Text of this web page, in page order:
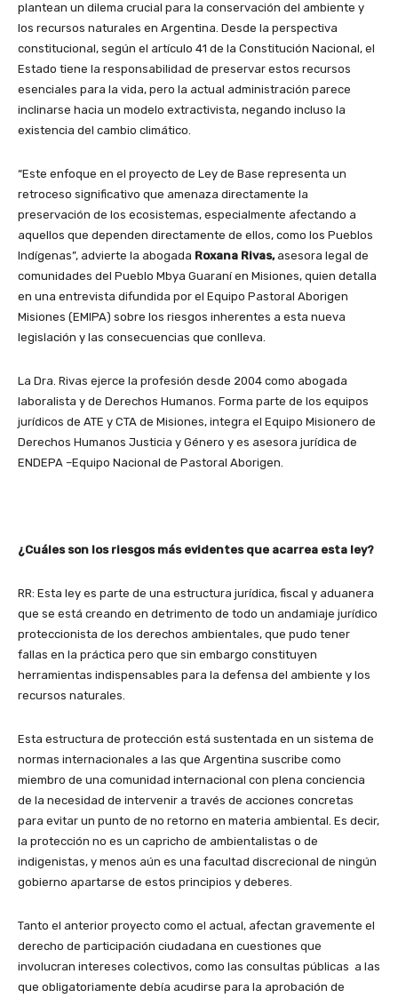
plantean un dilema crucial para la conservación del ambiente y
los recursos naturales en Argentina. Desde la perspectiva
constitucional, según el artículo 41 de la Constitución Nacional, el
Estado tiene la responsabilidad de preservar estos recursos
esenciales para la vida, pero la actual administración parece
inclinarse hacia un modelo extractivista, negando incluso la
existencia del cambio climático.
“Este enfoque en el proyecto de Ley de Base representa un
retroceso significativo que amenaza directamente la
preservación de los ecosistemas, especialmente afectando a
aquellos que dependen directamente de ellos, como los Pueblos
Indígenas”, advierte la abogada Roxana Rivas,asesora legal de
comunidades del Pueblo Mbya Guaraní en Misiones, quien detalla
en una entrevista difundida por el Equipo Pastoral Aborigen
Misiones (EMIPA) sobre los riesgos inherentes a esta nueva
legislación y las consecuencias que conlleva.
La Dra. Rivas ejerce la profesión desde 2004 como abogada
laboralista y de Derechos Humanos. Forma parte de los equipos
jurídicos de ATE y CTA de Misiones, integra el Equipo Misionero de
Derechos Humanos Justicia y Género y es asesora jurídica de
ENDEPA –Equipo Nacional de Pastoral Aborigen.
¿Cuáles son los riesgos más evidentes que acarrea esta ley?
RR: Esta ley es parte de una estructura jurídica, fiscal y aduanera
que se está creando en detrimento de todo un andamiaje jurídico
proteccionista de los derechos ambientales, que pudo tener
fallas en la práctica pero que sin embargo constituyen
herramientas indispensables para la defensa del ambiente y los
recursos naturales.
Esta estructura de protección está sustentada en un sistema de
normas internacionales a las que Argentina suscribe como
miembro de una comunidad internacional con plena conciencia
de la necesidad de intervenir a través de acciones concretas
para evitar un punto de no retorno en materia ambiental. Es decir,
la protección no es un capricho de ambientalistas o de
indigenistas, y menos aún es una facultad discrecional de ningún
gobierno apartarse de estos principios y deberes.
Tanto el anterior proyecto como el actual, afectan gravemente el
derecho de participación ciudadana en cuestiones que
involucran intereses colectivos, como las consultas públicas a las
que obligatoriamente debía acudirse para la aprobación de